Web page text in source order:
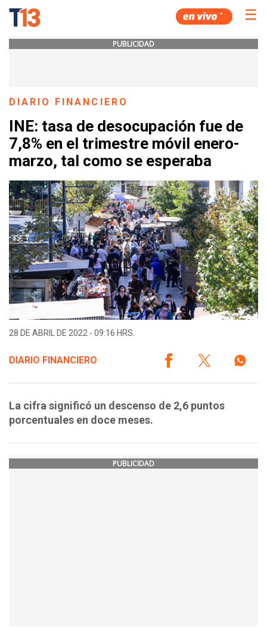
☰
PUBLICIDAD
DIARIO FINANCIERO
INE: tasa de desocupación fue de
7,8% en el trimestre móvil enero-
marzo, tal como se esperaba
28 DE ABRIL DE 2022 - 09:16 HRS.
DIARIO FINANCIERO
La cifra significó un descenso de 2,6 puntos
porcentuales en doce meses.
PUBLICIDAD